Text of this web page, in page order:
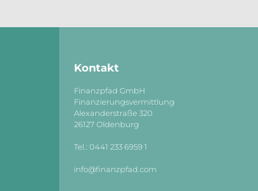
Kontakt
Finanzpfad GmbH
Finanzierungsvermittlung
Alexanderstraße 320
26127 Oldenburg
Tel.: 0441 233 6959 1
info@finanzpfad.com